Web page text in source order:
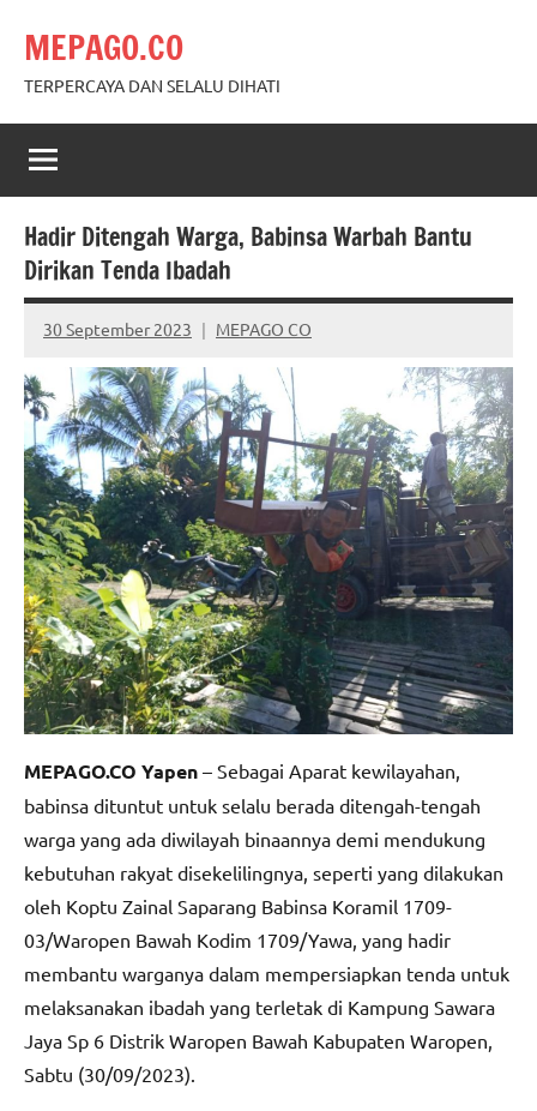
content
MEPAGO.CO
TERPERCAYA DAN SELALU DIHATI
Hadir Ditengah Warga, Babinsa Warbah Bantu
Dirikan Tenda Ibadah
30 September 2023 MEPAGO CO
No
comments
MEPAGO.CO Yapen – Sebagai Aparat kewilayahan,
babinsa dituntut untuk selalu berada ditengah-tengah
warga yang ada diwilayah binaannya demi mendukung
kebutuhan rakyat disekelilingnya, seperti yang dilakukan
oleh Koptu Zainal Saparang Babinsa Koramil 1709-
03/Waropen Bawah Kodim 1709/Yawa, yang hadir
membantu warganya dalam mempersiapkan tenda untuk
melaksanakan ibadah yang terletak di Kampung Sawara
Jaya Sp 6 Distrik Waropen Bawah Kabupaten Waropen,
Sabtu (30/09/2023).